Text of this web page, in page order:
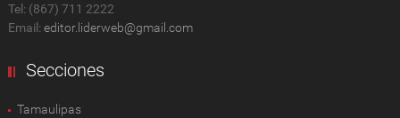
Tel: (867) 711 2222
Email: editor.liderweb@gmail.com
Secciones
Tamaulipas